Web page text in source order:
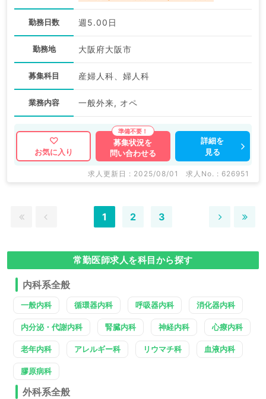
勤務日数 週5.00日
勤務地 大阪府大阪市
募集科目 産婦人科、婦人科
業務内容 一般外来, オペ
お気に入り
募集状況を
問い合わせる
詳細を
見る
求人更新日 : 2025/08/01 求人No. : 626951
1 2 3
常勤医師求人を科目から探す
内科系全般
一般内科 循環器内科 呼吸器内科 消化器内科
内分泌・代謝内科 腎臓内科 神経内科 心療内科
老年内科 アレルギー科 リウマチ科 血液内科
膠原病科
外科系全般